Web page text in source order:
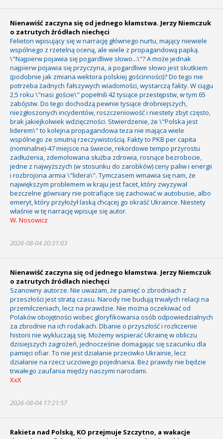
Nienawiść zaczyna się od jednego kłamstwa. Jerzy Niemczuk
o zatrutych źródłach niechęci
Felieton wpisujący się w narrację głównego nurtu, mający niewiele
wspólnego z rzetelną oceną, ale wiele z propagandową papką.
\"Najpierw pojawia się pogardliwe słowo...\"? A może jednak
najpierw pojawia się przyczyna, a pogardliwe słowo jest skutkiem
(podobnie jak zmiana wektora polskiej gościnności)? Do tego nie
potrzeba żadnych fałszywych wiadomości, wystarczą fakty. W ciągu
2,5 roku \"nasi goście\" popełnili 42 tysiące przestępstw, w tym 65
zabójstw. Do tego dochodzą pewnie tysiące drobniejszych,
niezgłoszonych incydentów, roszczeniowość i niestety zbyt często,
brak jakiejkolwiek wdzięczności. Stwierdzenie, że \"Polska jest
liderem\" to kolejna propagandowa teza nie mająca wiele
wspólnego ze smutną rzeczywistością. Fakty to PKB per capita
(nominalne)-47 miejsce na świecie, rekordowe tempo przyrostu
zadłużenia, zdemolowana służba zdrowia, rosnące bezrobocie,
jedne z najwyższych (w stosunku do zarobków) ceny paliw i energii
i rozbrojona armia \"lidera\". Tymczasem wmawia się nam, że
największym problemem w kraju jest facet, który zwyzywał
bezczelne gówniary nie potrafiące się zachować w autobusie, albo
emeryt, który przyłożył laską chcącej go okraść Ukraince. Niestety
właśnie w tę narrację wpisuje się autor.
W. Nosowicz
2026-08-04 20:31:03
Nienawiść zaczyna się od jednego kłamstwa. Jerzy Niemczuk
o zatrutych źródłach niechęci
Szanowny autorze. Nie uważam, że pamięć o zbrodniach z
przeszłości jest stratą czasu. Narody nie budują trwałych relacji na
przemilczeniach, lecz na prawdzie. Nie można oczekiwać od
Polaków obojętności wobec gloryfikowania osób odpowiedzialnych
za zbrodnie na ich rodakach. Dbanie o przyszłość i rozliczenie
historii nie wykluczają się. Możemy wspierać Ukrainę w obliczu
dzisiejszych zagrożeń, jednocześnie domagając się szacunku dla
pamięci ofiar. To nie jest działanie przeciwko Ukrainie, lecz
działanie na rzecz uczciwego pojednania. Bez prawdy nie będzie
trwałego zaufania między naszymi narodami.
XxX
2026-08-04 17:21:57
Rakieta nad Polską, KO przejmuje Szczytno, a wakacje